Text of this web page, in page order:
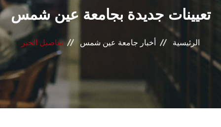
الشئون الأكاديمية
البحث العلمي
الرعاية الصحية
المراكز والوحدات
تعيينات جديدة بجامعة عين شمس
الرئيسية أخبار جامعة عين شمس تفاصيل الخبر